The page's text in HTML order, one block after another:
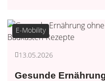
E-Mobility
13.05.2026
Gesunde